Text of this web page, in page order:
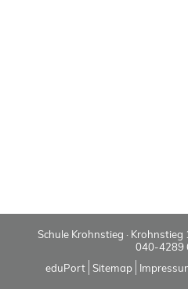
Schule Krohnstieg · Krohnstieg
040-4289
eduPort Sitemap